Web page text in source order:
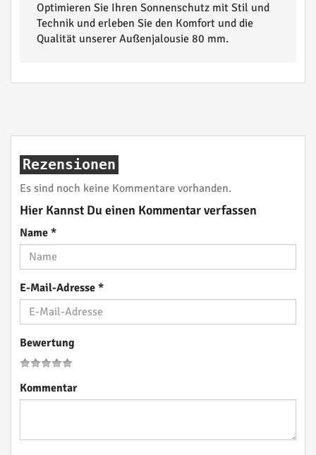
Optimieren Sie Ihren Sonnenschutz mit Stil und
Technik und erleben Sie den Komfort und die
Qualität unserer Außenjalousie 80 mm.
Rezensionen
Es sind noch keine Kommentare vorhanden.
Hier Kannst Du einen Kommentar verfassen
Name *
E-Mail-Adresse *
Bewertung
Kommentar